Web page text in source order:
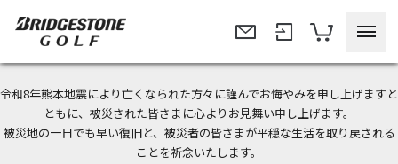
令和8年熊本地震により亡くなられた方々に謹んでお悔やみを申し上げますと
ともに、被災された皆さまに心よりお見舞い申し上げます。
被災地の一日でも早い復旧と、被災者の皆さまが平穏な生活を取り戻される
ことを祈念いたします。
＜夏季休暇中のご注文・発送・お問い合わせ＞
今なら新規会員登録で1,000円OFFクーポンプレゼント！